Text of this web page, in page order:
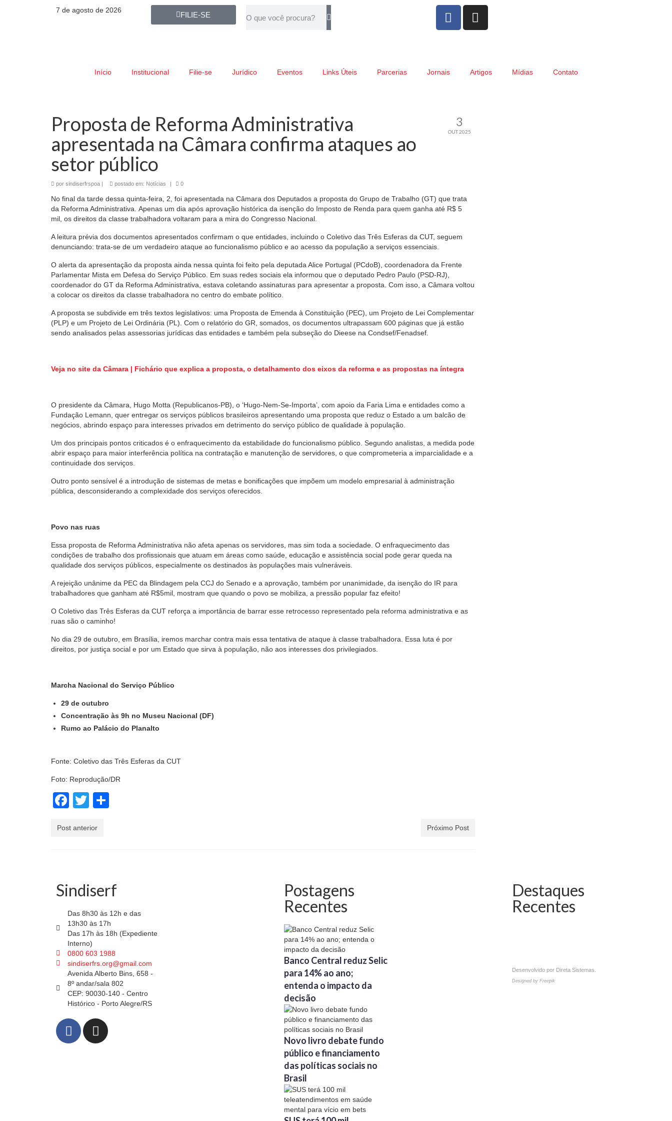
7 de agosto de 2026
FILIE-SE
Início Institucional Filie-se Jurídico Eventos Links Úteis Parcerias Jornais Artigos Mídias Contato
3
OUT 2025
Proposta de Reforma Administrativa
apresentada na Câmara confirma ataques ao
setor público
por sindiserfrspoa postado em: Notícias 0
No final da tarde dessa quinta-feira, 2, foi apresentada na Câmara dos Deputados a proposta do Grupo de Trabalho (GT) que trata
da Reforma Administrativa. Apenas um dia após aprovação histórica da isenção do Imposto de Renda para quem ganha até R$ 5
mil, os direitos da classe trabalhadora voltaram para a mira do Congresso Nacional.
A leitura prévia dos documentos apresentados confirmam o que entidades, incluindo o Coletivo das Três Esferas da CUT, seguem
denunciando: trata-se de um verdadeiro ataque ao funcionalismo público e ao acesso da população a serviços essenciais.
O alerta da apresentação da proposta ainda nessa quinta foi feito pela deputada Alice Portugal (PCdoB), coordenadora da Frente
Parlamentar Mista em Defesa do Serviço Público. Em suas redes sociais ela informou que o deputado Pedro Paulo (PSD-RJ),
coordenador do GT da Reforma Administrativa, estava coletando assinaturas para apresentar a proposta. Com isso, a Câmara voltou
a colocar os direitos da classe trabalhadora no centro do embate político.
A proposta se subdivide em três textos legislativos: uma Proposta de Emenda à Constituição (PEC), um Projeto de Lei Complementar
(PLP) e um Projeto de Lei Ordinária (PL). Com o relatório do GR, somados, os documentos ultrapassam 600 páginas que já estão
sendo analisados pelas assessorias jurídicas das entidades e também pela subseção do Dieese na Condsef/Fenadsef.
Veja no site da Câmara | Fichário que explica a proposta, o detalhamento dos eixos da reforma e as propostas na íntegra
O presidente da Câmara, Hugo Motta (Republicanos-PB), o ‘Hugo-Nem-Se-Importa’, com apoio da Faria Lima e entidades como a
Fundação Lemann, quer entregar os serviços públicos brasileiros apresentando uma proposta que reduz o Estado a um balcão de
negócios, abrindo espaço para interesses privados em detrimento do serviço público de qualidade à população.
Um dos principais pontos criticados é o enfraquecimento da estabilidade do funcionalismo público. Segundo analistas, a medida pode
abrir espaço para maior interferência política na contratação e manutenção de servidores, o que comprometeria a imparcialidade e a
continuidade dos serviços.
Outro ponto sensível é a introdução de sistemas de metas e bonificações que impõem um modelo empresarial à administração
pública, desconsiderando a complexidade dos serviços oferecidos.
Povo nas ruas
Essa proposta de Reforma Administrativa não afeta apenas os servidores, mas sim toda a sociedade. O enfraquecimento das
condições de trabalho dos profissionais que atuam em áreas como saúde, educação e assistência social pode gerar queda na
qualidade dos serviços públicos, especialmente os destinados às populações mais vulneráveis.
A rejeição unânime da PEC da Blindagem pela CCJ do Senado e a aprovação, também por unanimidade, da isenção do IR para
trabalhadores que ganham até R$5mil, mostram que quando o povo se mobiliza, a pressão popular faz efeito!
O Coletivo das Três Esferas da CUT reforça a importância de barrar esse retrocesso representado pela reforma administrativa e as
ruas são o caminho!
No dia 29 de outubro, em Brasília, iremos marchar contra mais essa tentativa de ataque à classe trabalhadora. Essa luta é por
direitos, por justiça social e por um Estado que sirva à população, não aos interesses dos privilegiados.
Marcha Nacional do Serviço Público
29 de outubro
Concentração às 9h no Museu Nacional (DF)
Rumo ao Palácio do Planalto
Fonte: Coletivo das Três Esferas da CUT
Foto: Reprodução/DR
Facebook
Twitter
Post anterior Próximo Post
Sindiserf
Das 8h30 às 12h e das
13h30 às 17h
Das 17h às 18h (Expediente
Interno)
0800 603 1988
sindiserfrs.org@gmail.com
Avenida Alberto Bins, 658 -
8º andar/sala 802
CEP: 90030-140 - Centro
Histórico - Porto Alegre/RS
Postagens
Recentes
Banco Central reduz Selic
para 14% ao ano;
entenda o impacto da
decisão
Novo livro debate fundo
público e financiamento
das políticas sociais no
Brasil
Destaques
Recentes
Desenvolvido por Direta Sistemas
Designed by Freepik